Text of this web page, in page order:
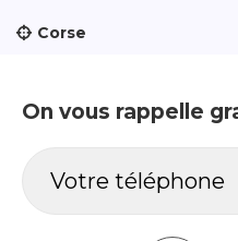
Corse
On vous rappelle